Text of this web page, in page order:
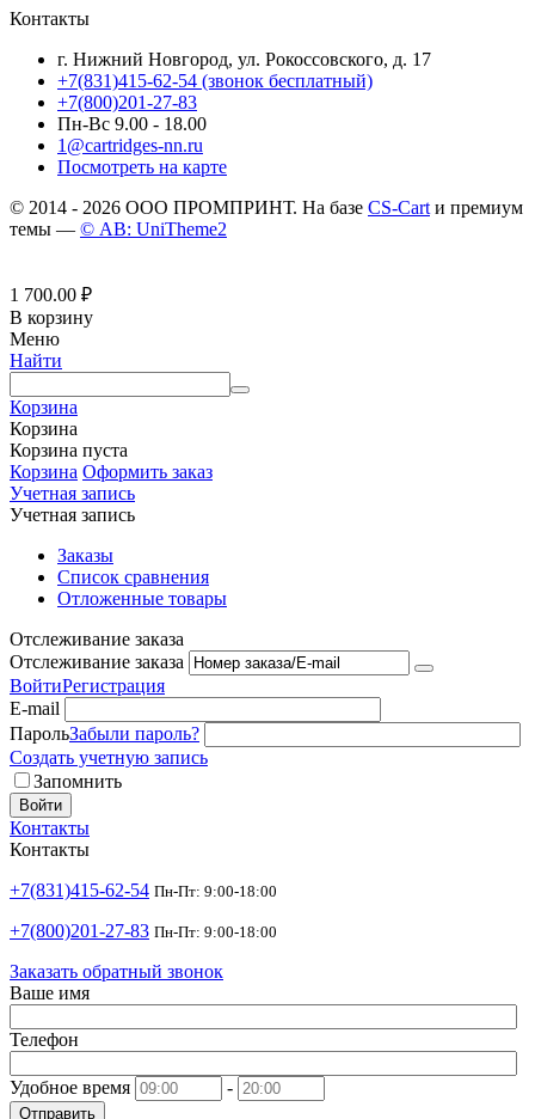
Контакты
г. Нижний Новгород, ул. Рокоссовского, д. 17
+7(831)415-62-54 (звонок бесплатный)
+7(800)201-27-83
Пн-Вс 9.00 - 18.00
1@cartridges-nn.ru
Посмотреть на карте
© 2014 - 2026 ООО ПРОМПРИНТ. На базе CS-Cart и премиум
темы — © AB: UniTheme2
1 700.00 ₽
В корзину
Меню
Найти
Корзина
Корзина
Корзина пуста
Корзина Оформить заказ
Учетная запись
Учетная запись
Заказы
Список сравнения
Отложенные товары
Отслеживание заказа
Отслеживание заказа
ВойтиРегистрация
E-mail
ПарольЗабыли пароль?
Создать учетную запись
Запомнить
Войти
Контакты
Контакты
+7(831)415-62-54 Пн-Пт: 9:00-18:00
+7(800)201-27-83 Пн-Пт: 9:00-18:00
Заказать обратный звонок
Ваше имя
Телефон
Удобное время -
Отправить